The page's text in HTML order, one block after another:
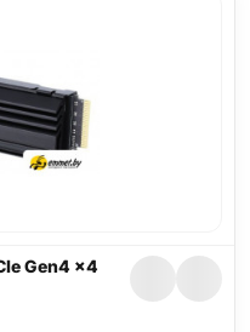
Gen4 x4